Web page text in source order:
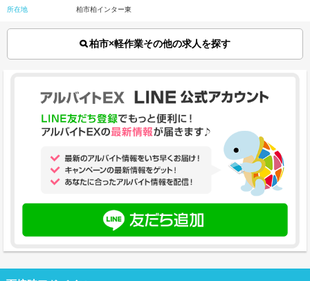
所在地 柏市柏インター東
柏市×軽作業その他の求人を探す